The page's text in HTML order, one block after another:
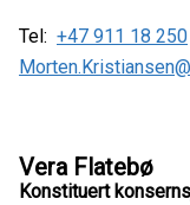
Tel: +47 911 18 250
Vera Flatebø
Konstituert